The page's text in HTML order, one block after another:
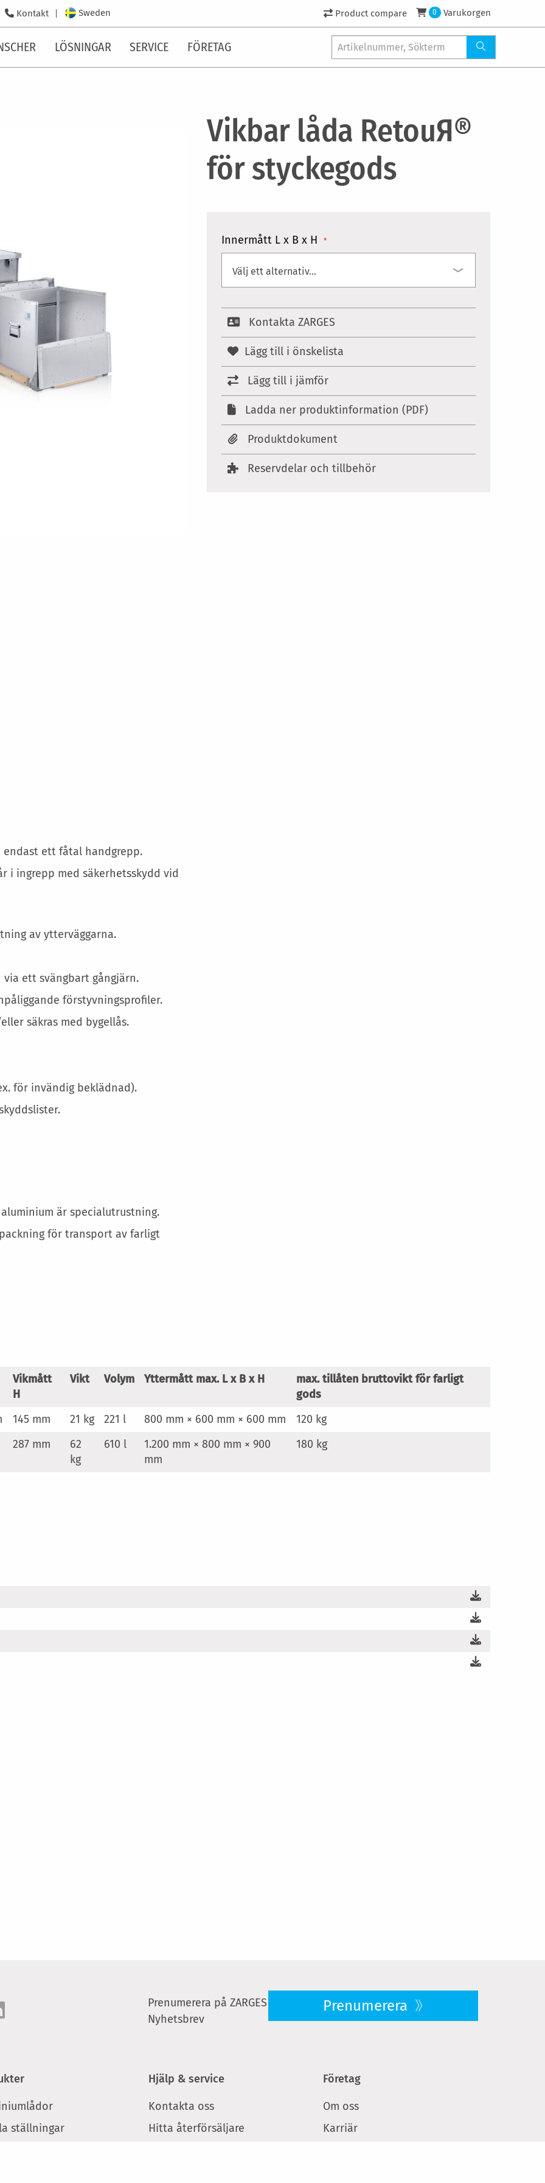
Kontakt Sweden Product compare 0 Varukorgen
LÖSNINGAR SERVICE FÖRETAG
Vikbar låda RetouЯ®
för styckegods
Innermått L x B x H
Kontakta ZARGES
Lägg till i önskelista
Lägg till i jämför
Ladda ner produktinformation (PDF)
Produktdokument
Reservdelar och tillbehör
ett fåtal handgrepp.
i ingrepp med säkerhetsskydd vid
av ytterväggarna.
ett svängbart gångjärn.
förstyvningsprofiler.
säkras med bygellås.
för invändig beklädnad).
är specialutrustning.
för transport av farligt
Vikmått
H
Vikt Volym Yttermått max. L x B x H
max. tillåten bruttovikt för farligt
gods
145 mm 21 kg 221 l 800 mm × 600 mm × 600 mm
120 kg
287 mm
62
kg
610 l
1.200 mm × 800 mm × 900
mm
180 kg
Prenumerera på ZARGES
Nyhetsbrev
Prenumerera
ställningar
Hjälp & service
Kontakta oss
Hitta återförsäljare
Företag
Om oss
Karriär